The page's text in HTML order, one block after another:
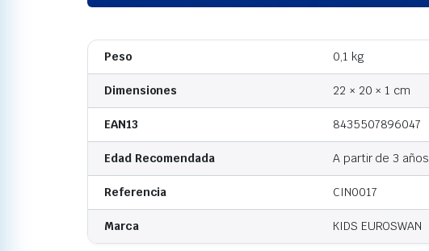
Peso 0,1 kg
Dimensiones 22 × 20 × 1 cm
EAN13 8435507896047
Edad Recomendada A partir de 3 años
Referencia CIN0017
Marca KIDS EUROSWAN